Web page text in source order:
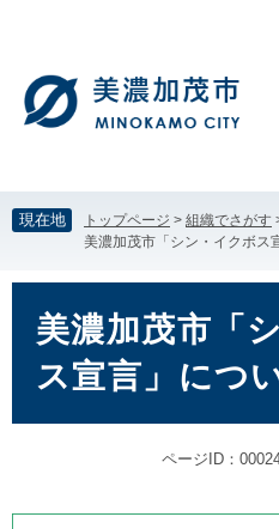
す。
し
て
本
へ
現在地 トップページ > 組織でさがす
美濃加茂市「シン・イクボス
美濃加茂市「
ス宣言」につ
ページID：